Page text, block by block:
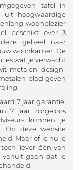
tafel in
hoogwaardige
woonplezier
beschikt over 3
geheel naar
woonkamer. De
wat je verwacht
metalen design-
blad geven
7 jaar garantie.
7 jaar zorgeloos
kunnen je
Op deze website
Maar of je nu je
liever één van
vanuit gaan dat je